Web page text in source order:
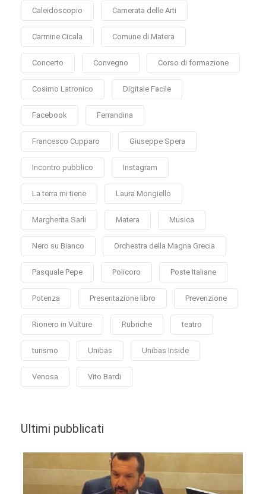
Caleidoscopio Camerata delle Arti
Carmine Cicala Comune di Matera
Concerto Convegno Corso di formazione
Cosimo Latronico Digitale Facile
Facebook Ferrandina
Francesco Cupparo Giuseppe Spera
Incontro pubblico Instagram
La terra mi tiene Laura Mongiello
Margherita Sarli Matera Musica
Nero su Bianco Orchestra della Magna Grecia
Pasquale Pepe Policoro Poste Italiane
Potenza Presentazione libro Prevenzione
Rionero in Vulture Rubriche teatro
turismo Unibas Unibas Inside
Venosa Vito Bardi
Ultimi pubblicati